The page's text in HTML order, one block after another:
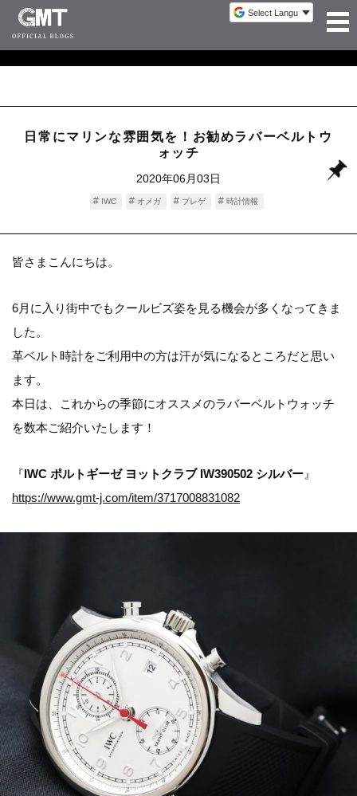
日常にマリンな雰囲気を！お勧めラバーベルトウ
ォッチ
2020年06月03日
IWC オメガ ブレゲ 時計情報
皆さまこんにちは。
6月に入り街中でもクールビズ姿を見る機会が多くなってきま
した。
革ベルト時計をご利用中の方は汗が気になるところだと思い
ます。
本日は、これからの季節にオススメのラバーベルトウォッチ
を数本ご紹介いたします！
『IWC ポルトギーゼ ヨットクラブ IW390502 シルバー 』
https://www.gmt-j.com/item/3717008831082